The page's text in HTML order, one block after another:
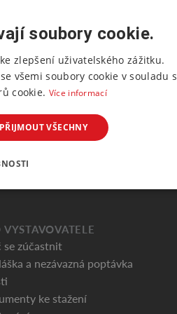
VYSTAVOVATELE
se zúčastnit
a nezávazná poptávka
ke stažení
soubory cookie.
zlepšení uživatelského zážitku.
všemi soubory cookie v souladu s
cookie. Více informací
PŘIJMOUT VŠECHNY